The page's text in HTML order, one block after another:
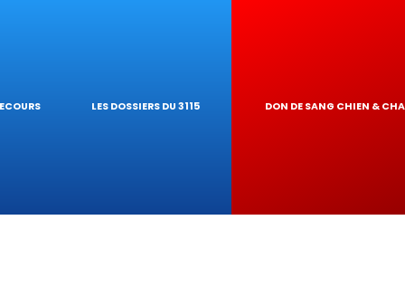
DE TOXICITÉ
LES DOSSIERS DU 3115 DON DE SANG CHIEN &